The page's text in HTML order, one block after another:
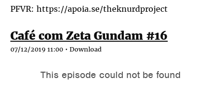
PFVR: https://apoia.se/theknurdproject
Café com Zeta Gundam #16
07/12/2019 11:00 • Download